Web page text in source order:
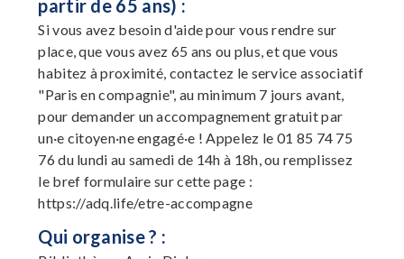
partir de 65 ans) :
Si vous avez besoin d'aide pour vous rendre sur
place, que vous avez 65 ans ou plus, et que vous
habitez à proximité, contactez le service associatif
"Paris en compagnie", au minimum 7 jours avant,
pour demander un accompagnement gratuit par
un·e citoyen·ne engagé·e ! Appelez le 01 85 74 75
76 du lundi au samedi de 14h à 18h, ou remplissez
le bref formulaire sur cette page :
https://adq.life/etre-accompagne
Qui organise ? :